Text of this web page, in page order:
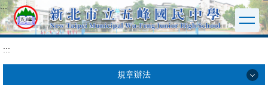
跳
到
主
區
:::
:::
規章辦法